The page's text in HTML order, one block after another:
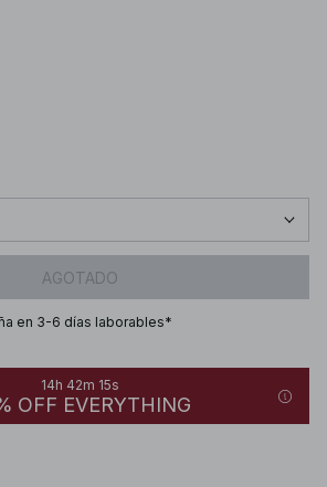
AGOTADO
en 3-6 días laborables*
14h 42m 15s
OFF EVERYTHING